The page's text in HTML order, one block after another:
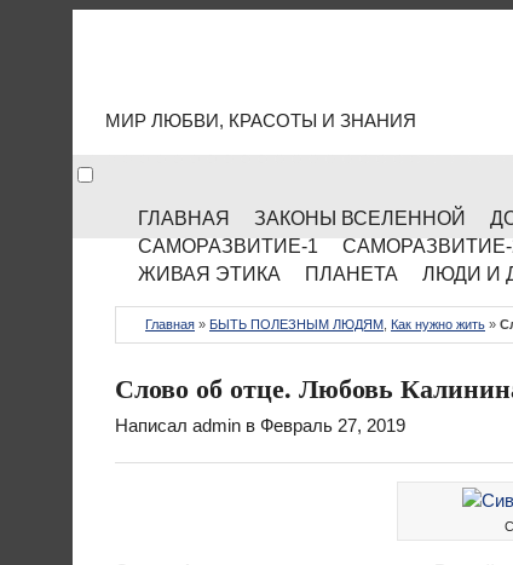
МИР ЛЮБВИ, КРАСОТЫ И ЗНАНИЯ
ГЛАВНАЯ ЗАКОНЫ ВСЕЛЕННОЙ
САМОРАЗВИТИЕ-1
САМОРАЗВИТИЕ-
ЖИВАЯ ЭТИКА
ПЛАНЕТА ЛЮДИ И
Главная » БЫТЬ ПОЛЕЗНЫМ ЛЮДЯМ Как нужно жить »
Слово об отце. Любовь
Написал admin в Февраль 27, 2019